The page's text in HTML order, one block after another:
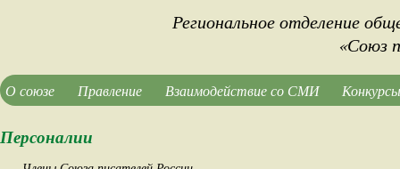
Региональное отделение
«Союз
О союзе Правление Взаимодействие со СМИ
Персоналии